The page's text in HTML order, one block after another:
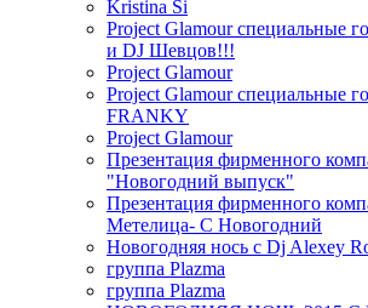
Kristina Si
Project Glamour специальные
и DJ Шевцов!!!
Project Glamour
Project Glamour специальные
FRANKY
Project Glamour
Презентация фирменного
"Новогодний выпуск"
Презентация фирменного
Метелица- С Новогодний
Новогодняя нось с Dj Alexey
группа Plazma
группа Plazma